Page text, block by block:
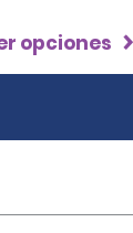
opciones